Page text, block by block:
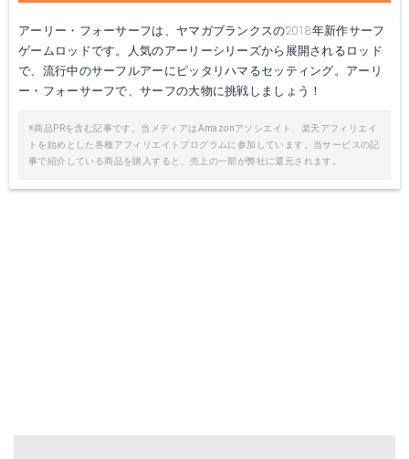
アーリー・フォーサーフは、ヤマガブランクスの2018年新作サーフ
ゲームロッドです。人気のアーリーシリーズから展開されるロッド
で、流行中のサーフルアーにピッタリハマるセッティング。アーリ
ー・フォーサーフで、サーフの大物に挑戦しましょう！
※商品PRを含む記事です。当メディアはAmazonアソシエイト、楽天アフィリエイ
トを始めとした各種アフィリエイトプログラムに参加しています。当サービスの記
事で紹介している商品を購入すると、売上の一部が弊社に還元されます。
★予約商品★●2018 NEW●YAMAGA Blanks(ヤマガブランクス)EARLY 105MH(アーリー 105MH)【シーバスロッド】【フラットフィッシュロッド】
楽天で詳細を見る
Amazonで詳細を見る
楽天で詳細を見る